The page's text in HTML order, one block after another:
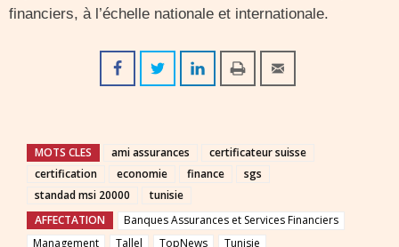
financiers, à l’échelle nationale et internationale.
MOTS CLES ami assurances
certificateur suisse
certification
economie finance
sgs
standad msi 20000
tunisie
AFFECTATION
Banques Assurances et Services Financiers
Management
Tallel TopNews Tunisie